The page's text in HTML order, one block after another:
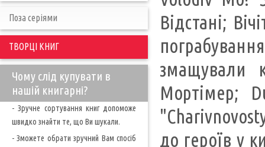
Відстані;
змащували
Мортімер;
до героїв у
Поза серіями
ТВОРЦІ КНИГ
Чому слід купувати в
нашій книгарні?
- Зручне сортування книг допоможе
швидко знайти те, що Ви шукали.
- Зможете обрати зручний Вам спосіб